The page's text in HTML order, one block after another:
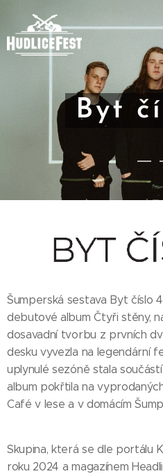
Byt
Šumperská sestava Byt číslo
debutové album Čtyři stěny,
dosavadní tvorbu z prvních
desku vyvezla na legendární
uplynulé sezóně stala
album pokřtila na
Café v lese a v domácím
Skupina, která se dle portálu
roku 2024 a magazínem